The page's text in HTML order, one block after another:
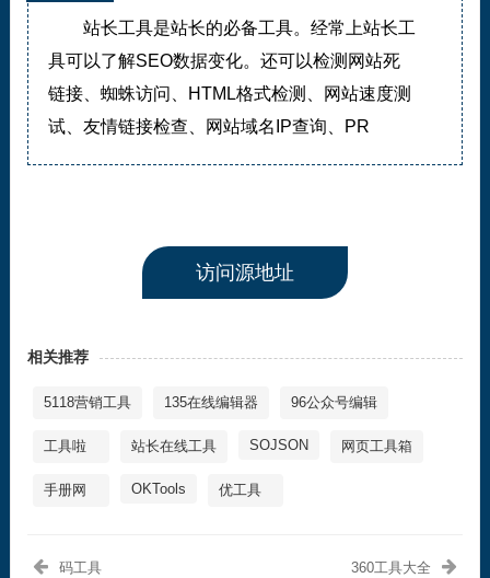
站长工具是站长的必备工具。经常上站长工
具可以了解SEO数据变化。还可以检测网站死
链接、蜘蛛访问、HTML格式检测、网站速度测
试、友情链接检查、网站域名IP查询、PR
访问源地址
相关推荐
5118营销工具 135在线编辑器 96公众号编辑
工具啦 站长在线工具 SOJSON 网页工具箱
手册网 OKTools 优工具
码工具 360工具大全